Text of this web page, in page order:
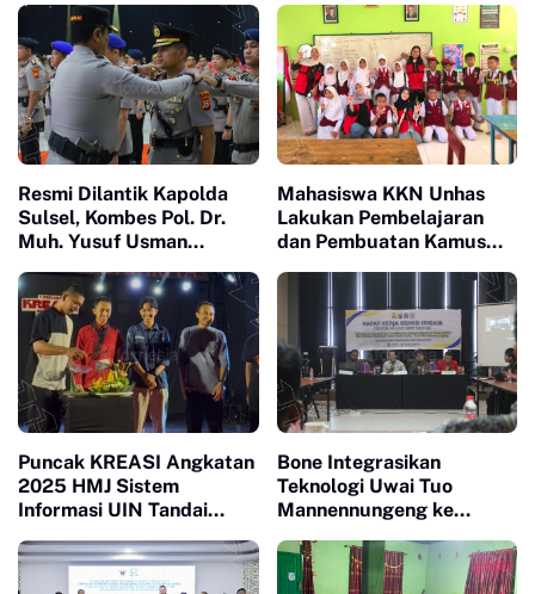
Resmi Dilantik Kapolda
Sulsel, Kombes Pol. Dr.
Muh. Yusuf Usman
Mahasiswa KKN Unhas
Lakukan Pembelajaran
dan Pembuatan Kamus
Inpres Lonrong
Puncak KREASI Angkatan
2025 HMJ Sistem
Informasi UIN Tandai
Bone Integrasikan
Teknologi Uwai Tuo
Mannennungeng ke
Dukung Modernisasi
Irigasi